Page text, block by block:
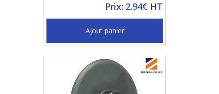
Prix: 2.94€ HT
Ajout panier